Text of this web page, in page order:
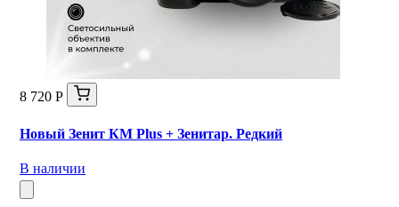
8 720 Р
Новый Зенит КМ Plus + Зенитар. Редкий
В наличии